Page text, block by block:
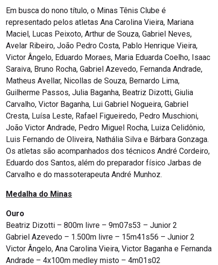
Em busca do nono título, o Minas Tênis Clube é
representado pelos atletas Ana Carolina Vieira, Mariana
Maciel, Lucas Peixoto, Arthur de Souza, Gabriel Neves,
Avelar Ribeiro, João Pedro Costa, Pablo Henrique Vieira,
Victor Ângelo, Eduardo Moraes, Maria Eduarda Coelho, Isaac
Saraiva, Bruno Rocha, Gabriel Azevedo, Fernanda Andrade,
Matheus Avellar, Nicollas de Souza, Bernardo Lima,
Guilherme Passos, Julia Baganha, Beatriz Dizotti, Giulia
Carvalho, Victor Baganha, Lui Gabriel Nogueira, Gabriel
Cresta, Luísa Leste, Rafael Figueiredo, Pedro Muschioni,
João Victor Andrade, Pedro Miguel Rocha, Luiza Celidônio,
Luis Fernando de Oliveira, Nathália Silva e Bárbara Gonzaga.
Os atletas são acompanhados dos técnicos André Cordeiro,
Eduardo dos Santos, além do preparador físico Jarbas de
Carvalho e do massoterapeuta André Munhoz.
Medalha do Minas
Ouro
Beatriz Dizotti – 800m livre – 9m07s53 – Junior 2
Gabriel Azevedo – 1.500m livre – 15m41s56 – Junior 2
Victor Ângelo, Ana Carolina Vieira, Victor Baganha e Fernanda
Andrade – 4x100m medley misto – 4m01s02